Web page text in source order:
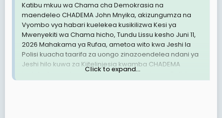
Katibu mkuu wa Chama cha Demokrasia na
maendeleo CHADEMA John Mnyika, akizungumza na
Vyombo vya habari kuelekea kusikilizwa Kesi ya
Mwenyekiti wa Chama hicho, Tundu Lissu kesho Juni 11,
2026 Mahakama ya Rufaa, ametoa wito kwa Jeshi la
Polisi kuacha taarifa za uongo zinazoendelea ndani ya
Jeshi hilo kuwa za Kiitelinjesia kwamba CHADEMA
inataka kumuokoa Tundu Lissu mikononi mwa Polisi na
Click to expand...